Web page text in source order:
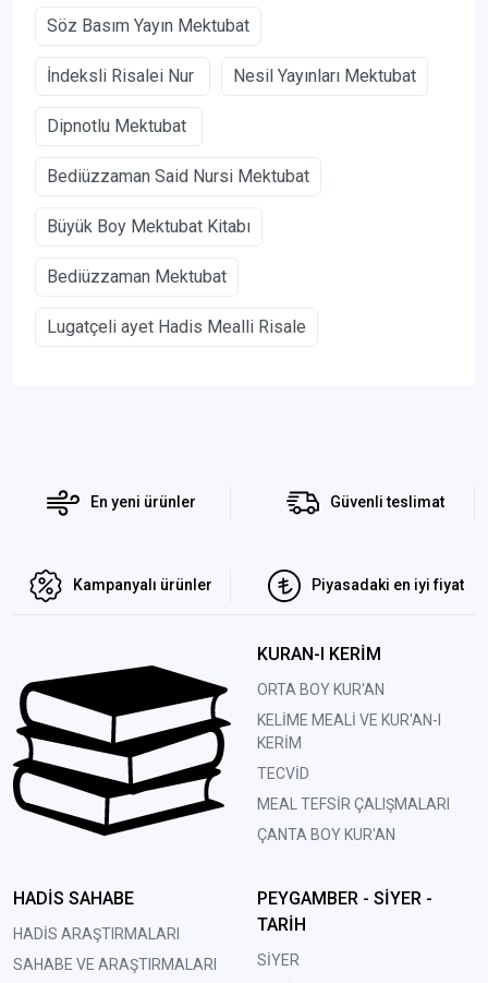
Söz Basım Yayın Mektubat
İndeksli Risalei Nur Nesil Yayınları Mektubat
Dipnotlu Mektubat
Bediüzzaman Said Nursi Mektubat
Büyük Boy Mektubat Kitabı
Bediüzzaman Mektubat
Lugatçeli ayet Hadis Mealli Risale
En yeni ürünler Güvenli teslimat
Kampanyalı ürünler Piyasadaki en iyi fiyat
KURAN-I KERİM
ORTA BOY KUR'AN
KELİME MEALİ VE KUR'AN-I
KERİM
TECVİD
MEAL TEFSİR ÇALIŞMALARI
ÇANTA BOY KUR'AN
HADİS SAHABE
HADİS ARAŞTIRMALARI
SAHABE VE ARAŞTIRMALARI
PEYGAMBER - SİYER -
TARİH
SİYER